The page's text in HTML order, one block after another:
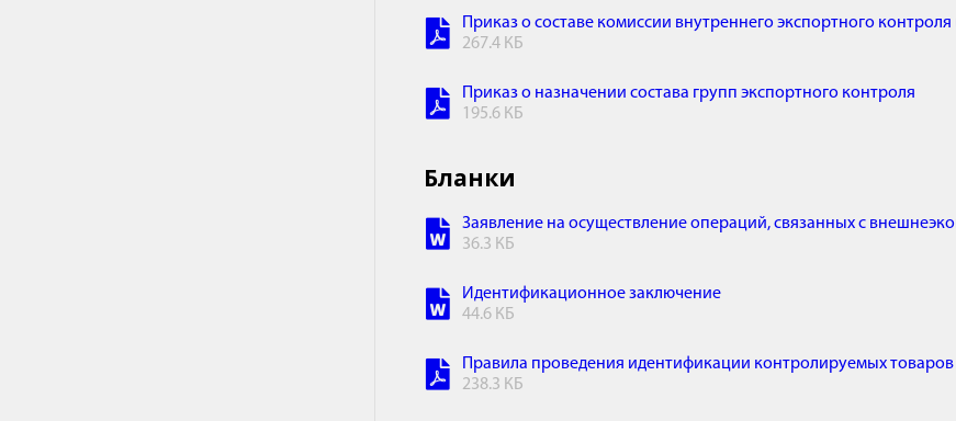
Приказ о составе комиссии внутреннего экспортного
267.4 КБ
Приказ о назначении состава групп экспортного контроля
195.6 КБ
Бланки
Заявление на осуществление операций, связанных с
36.3 КБ
Идентификационное заключение
44.6 КБ
Правила проведения идентификации контролируемых товаров
238.3 КБ